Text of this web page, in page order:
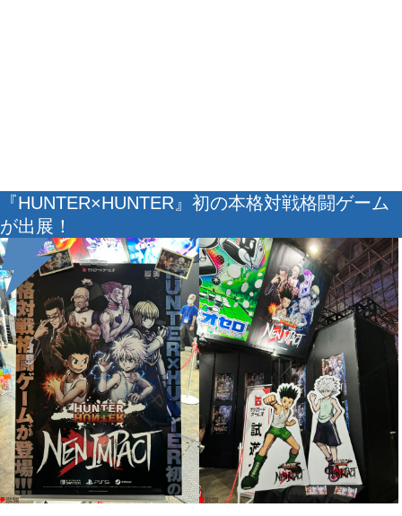
『HUNTER×HUNTER』初の本格対戦格闘ゲーム
が出展！